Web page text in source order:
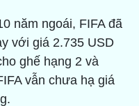
năm ngoái, FIFA đã
với giá 2.735 USD
ghế hạng 2 và
vẫn chưa hạ giá